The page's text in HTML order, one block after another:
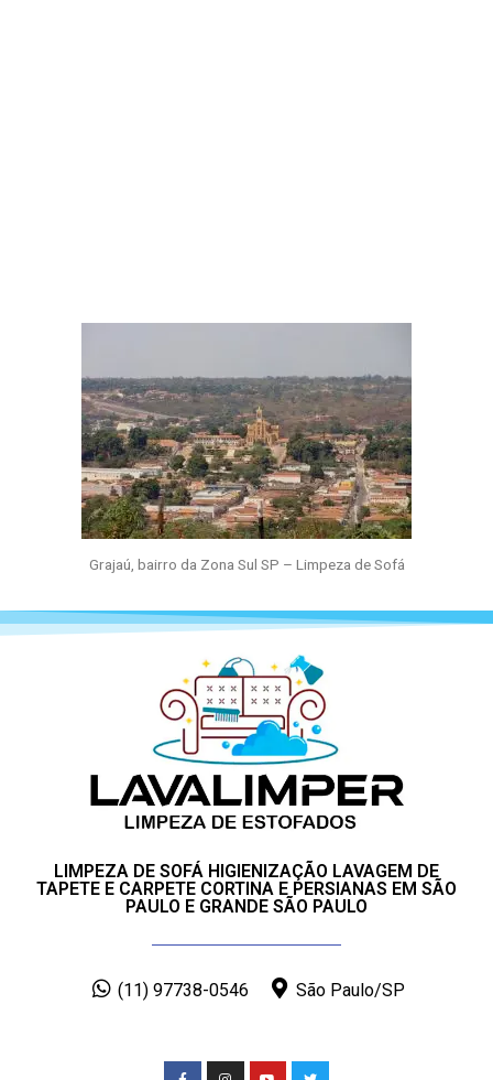
Grajaú, bairro da Zona Sul SP – Limpeza de Sofá
LIMPEZA DE SOFÁ HIGIENIZAÇÃO LAVAGEM DE
TAPETE E CARPETE CORTINA E PERSIANAS EM SÃO
PAULO E GRANDE SÃO PAULO
(11) 97738-0546 São Paulo/SP